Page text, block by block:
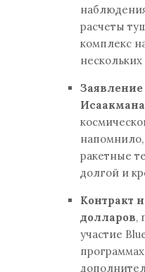
расчеты
комплекс
нескольких
Исаакмана
ракетные
долгой и
Контракт
долларов,
участие